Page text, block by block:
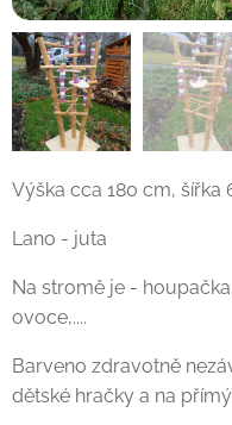
Výška cca 180 cm, šířka
Lano - juta
Na stromě je -
ovoce,....
Barveno zdravotně
dětské hračky a na